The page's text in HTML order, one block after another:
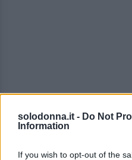
solodonna.it - Do Not
Information
If you wish to opt-out of the
La Promessa,
sabato 8 agosto
prende una